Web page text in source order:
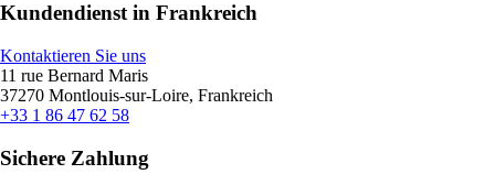
Kundendienst in Frankreich
Kontaktieren Sie uns
11 rue Bernard Maris
37270 Montlouis-sur-Loire, Frankreich
+33 1 86 47 62 58
Sichere Zahlung